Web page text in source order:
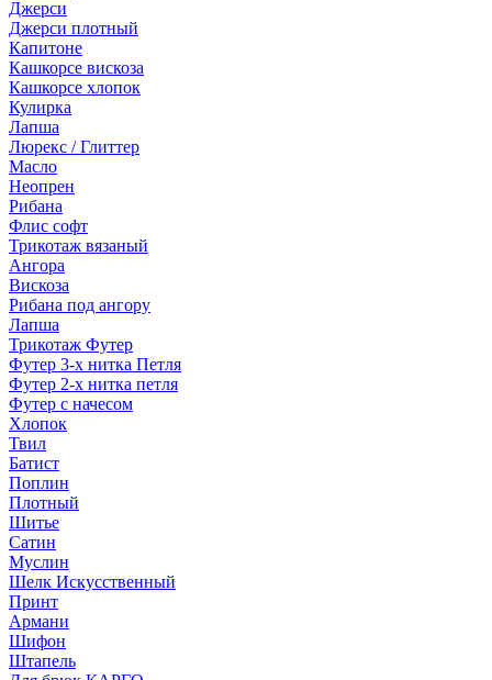
Джерси
Джерси плотный
Капитоне
Кашкорсе вискоза
Кашкорсе хлопок
Кулирка
Лапша
Люрекс / Глиттер
Масло
Неопрен
Рибана
Флис софт
Трикотаж вязаный
Ангора
Вискоза
Рибана под ангору
Лапша
Трикотаж Футер
Футер 3-х нитка Петля
Футер 2-х нитка петля
Футер с начесом
Хлопок
Твил
Батист
Поплин
Плотный
Шитье
Сатин
Муслин
Шелк Искусственный
Принт
Армани
Шифон
Штапель